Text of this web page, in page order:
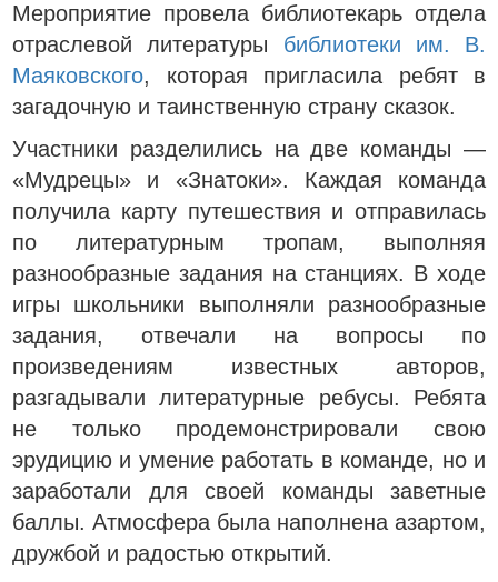
Мероприятие провела библиотекарь отдела
отраслевой литературы библиотеки им. В.
Маяковского, которая пригласила ребят в
загадочную и таинственную страну сказок.
Участники разделились на две команды —
«Мудрецы» и «Знатоки». Каждая команда
получила карту путешествия и отправилась
по литературным тропам, выполняя
разнообразные задания на станциях. В ходе
игры школьники выполняли разнообразные
задания, отвечали на вопросы по
произведениям известных авторов,
разгадывали литературные ребусы. Ребята
не только продемонстрировали свою
эрудицию и умение работать в команде, но и
заработали для своей команды заветные
баллы. Атмосфера была наполнена азартом,
дружбой и радостью открытий.